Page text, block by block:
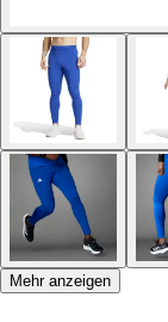
Mehr anzeigen